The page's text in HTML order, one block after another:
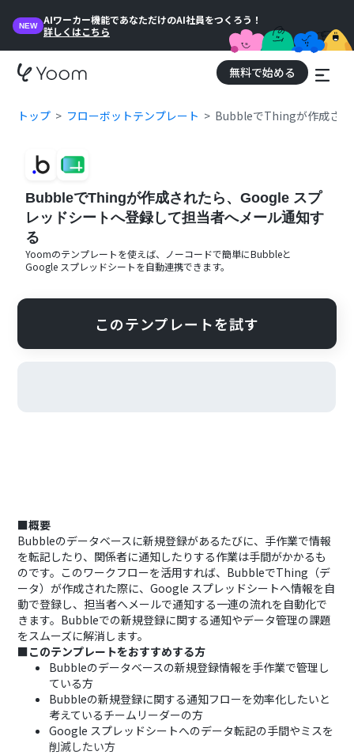
NEW
AIワーカー機能であなただけのAI社員をつくろう！
詳しくはこちら
無料で始める
トップ フローボットテンプレート BubbleでThingが作成され
BubbleでThingが作成されたら、Google スプ
レッドシートへ登録して担当者へメール通知す
る
Yoomのテンプレートを使えば、ノーコードで簡単にBubbleと
Google スプレッドシートを自動連携できます。
このテンプレートを試す
■概要
Bubbleのデータベースに新規登録があるたびに、手作業で情報
を転記したり、関係者に通知したりする作業は手間がかかるも
のです。このワークフローを活用すれば、BubbleでThing（デ
ータ）が作成された際に、Google スプレッドシートへ情報を自
動で登録し、担当者へメールで通知する一連の流れを自動化で
きます。Bubbleでの新規登録に関する通知やデータ管理の課題
をスムーズに解消します。
■このテンプレートをおすすめする方
Bubbleのデータベースの新規登録情報を手作業で管理し
ている方
Bubbleの新規登録に関する通知フローを効率化したいと
考えているチームリーダーの方
Google スプレッドシートへのデータ転記の手間やミスを
削減したい方